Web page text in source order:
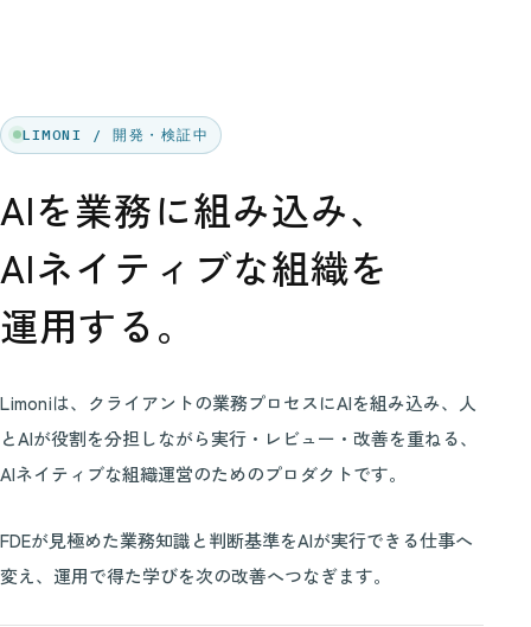
LIMONI / 開発・検証中
AIを業務に組み込み、
AIネイティブな組織を
運用する。
Limoniは、クライアントの業務プロセスにAIを組み込み、人
とAIが役割を分担しながら実行・レビュー・改善を重ねる、
AIネイティブな組織運営のためのプロダクトです。
FDEが見極めた業務知識と判断基準をAIが実行できる仕事へ
変え、運用で得た学びを次の改善へつなぎます。